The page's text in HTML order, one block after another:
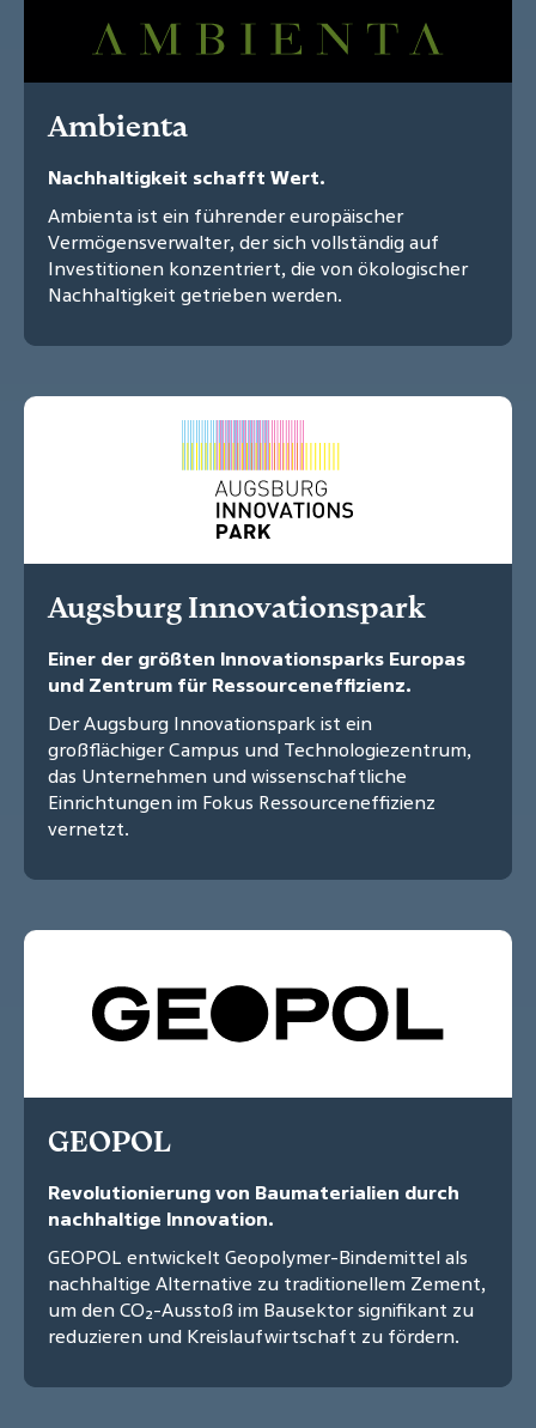
Ambienta
Nachhaltigkeit schafft Wert.
Ambienta ist ein führender europäischer
Vermögensverwalter, der sich vollständig auf
Investitionen konzentriert, die von ökologischer
Nachhaltigkeit getrieben werden.
Augsburg Innovationspark
Einer der größten Innovationsparks Europas
und Zentrum für Ressourceneffizienz.
Der Augsburg Innovationspark ist ein
großflächiger Campus und Technologiezentrum,
das Unternehmen und wissenschaftliche
Einrichtungen im Fokus Ressourceneffizienz
vernetzt.
GEOPOL
Revolutionierung von Baumaterialien durch
nachhaltige Innovation.
GEOPOL entwickelt Geopolymer-Bindemittel als
nachhaltige Alternative zu traditionellem Zement,
um den CO₂-Ausstoß im Bausektor signifikant zu
reduzieren und Kreislaufwirtschaft zu fördern.